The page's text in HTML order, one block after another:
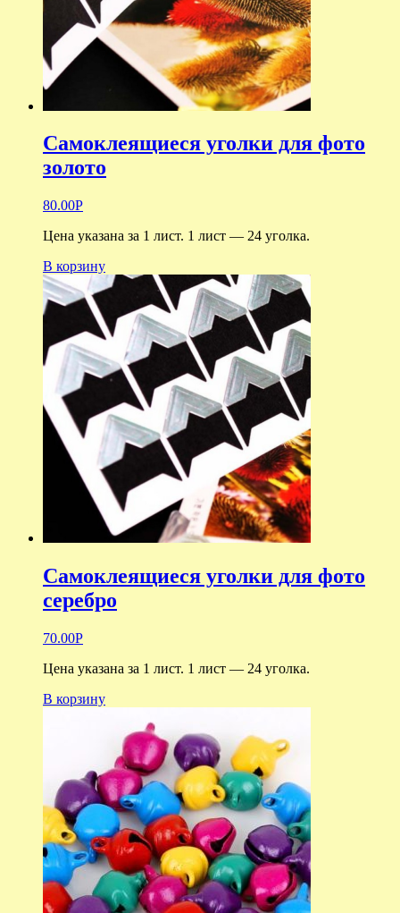
Самоклеящиеся уголки для фото
золото
80.00Р
Цена указана за 1 лист. 1 лист — 24 уголка.
В корзину
Самоклеящиеся уголки для фото
серебро
70.00Р
Цена указана за 1 лист. 1 лист — 24 уголка.
В корзину